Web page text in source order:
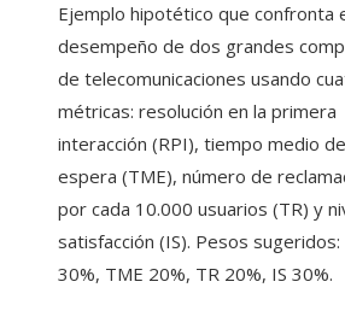
Ejemplo hipotético que confronta
desempeño de dos grandes
de telecomunicaciones usando
métricas: resolución en la primera
interacción (RPI), tiempo medio de
espera (TME), número de
por cada 10.000 usuarios (TR) y
satisfacción (IS). Pesos sugeridos:
30%, TME 20%, TR 20%, IS 30%.